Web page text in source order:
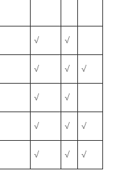
√
√
√ √
√
√
√
√ √
√
√ √ √